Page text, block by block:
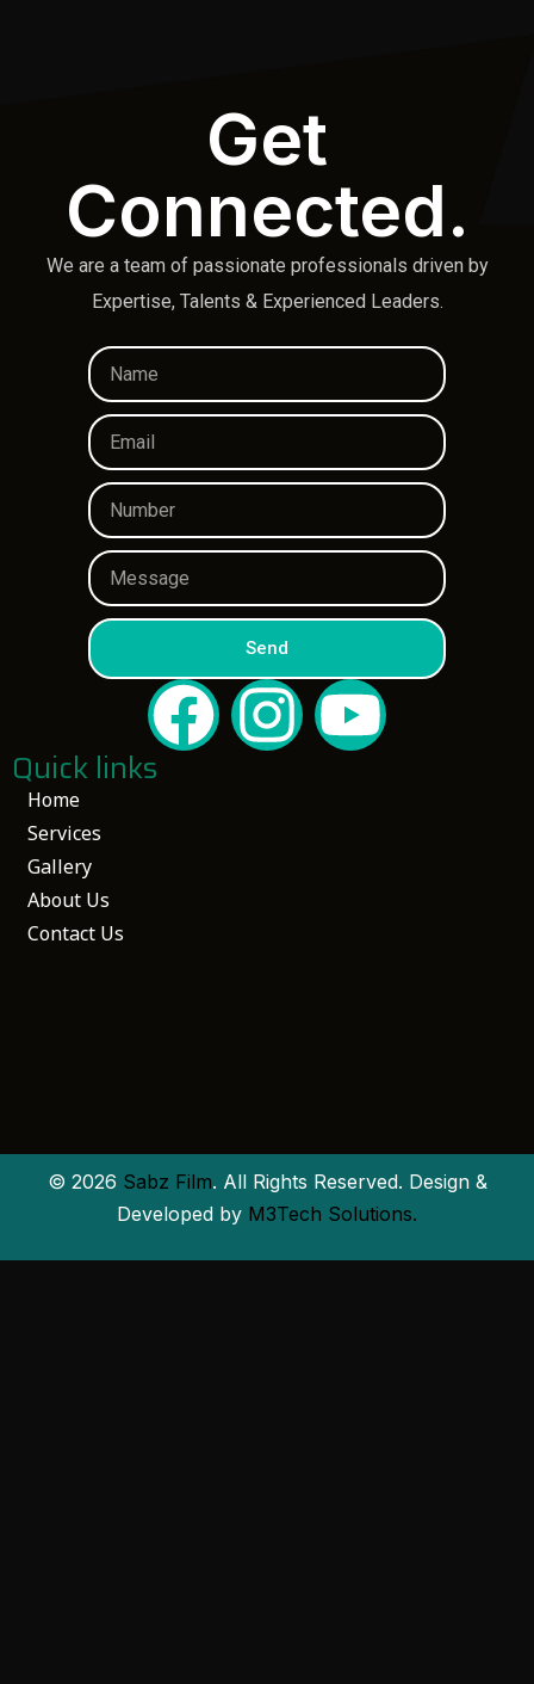
Get
Connected.
We are a team of passionate professionals driven by
Expertise, Talents & Experienced Leaders.
Send
Home
Services
Gallery
About Us
Contact Us
Quick links
© 2026 Sabz Film. All Rights Reserved. Design &
Developed by M3Tech Solutions.